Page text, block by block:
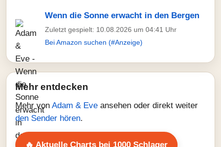
Wenn die Sonne erwacht in den Bergen
Zuletzt gespielt: 10.08.2026 um 04:41 Uhr
Bei Amazon suchen (#Anzeige)
Mehr entdecken
Mehr von Adam & Eve ansehen oder direkt weiter
den Sender hören.
🔥 Aktuelle Charts bei 1000 Schlager